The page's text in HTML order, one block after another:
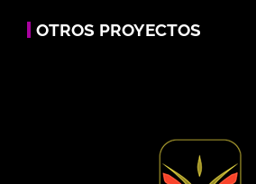
OTROS PROYECTOS